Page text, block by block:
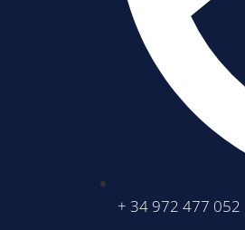
+ 34 972 477 052